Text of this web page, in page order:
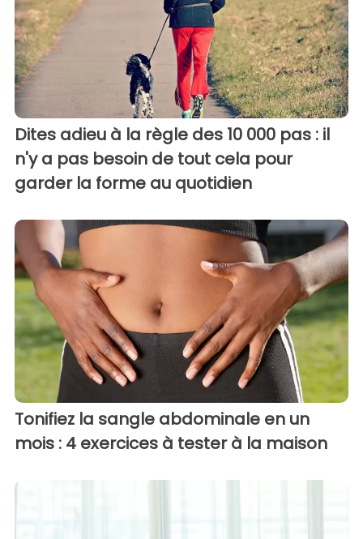
Dites adieu à la règle des 10 000 pas : il
n'y a pas besoin de tout cela pour
garder la forme au quotidien
Tonifiez la sangle abdominale en un
mois : 4 exercices à tester à la maison